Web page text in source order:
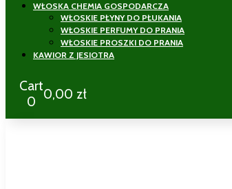
WŁOSKA CHEMIA GOSPODARCZA
WŁOSKIE PŁYNY DO PŁUKANIA
WŁOSKIE PERFUMY DO PRANIA
WŁOSKIE PROSZKI DO PRANIA
KAWIOR Z JESIOTRA
Cart
0 0,00 zł